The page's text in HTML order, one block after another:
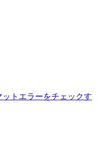
トエラーをチェックす